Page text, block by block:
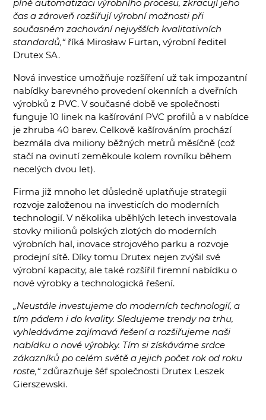
plné automatizaci výrobního procesu, zkracují jeho
čas a zároveň rozšiřují výrobní možnosti při
současném zachování nejvyšších kvalitativních
standardů,“říká Mirosław Furtan, výrobní ředitel
Drutex SA.
Nová investice umožňuje rozšíření už tak impozantní
nabídky barevného provedení okenních a dveřních
výrobků z PVC. V současné době ve společnosti
funguje 10 linek na kašírování PVC profilů a v nabídce
je zhruba 40 barev. Celkově kašírováním prochází
bezmála dva miliony běžných metrů měsíčně (což
stačí na ovinutí zeměkoule kolem rovníku během
necelých dvou let).
Firma již mnoho let důsledně uplatňuje strategii
rozvoje založenou na investicích do moderních
technologií. V několika uběhlých letech investovala
stovky milionů polských zlotých do moderních
výrobních hal, inovace strojového parku a rozvoje
prodejní sítě. Díky tomu Drutex nejen zvýšil své
výrobní kapacity, ale také rozšířil firemní nabídku o
nové výrobky a technologická řešení.
„Neustále investujeme do moderních technologií, a
tím pádem i do kvality. Sledujeme trendy na trhu,
vyhledáváme zajímavá řešení a rozšiřujeme naši
nabídku o nové výrobky. Tím si získáváme srdce
zákazníků po celém světě a jejich počet rok od roku
roste,“zdůrazňuje šéf společnosti Drutex Leszek
Gierszewski.